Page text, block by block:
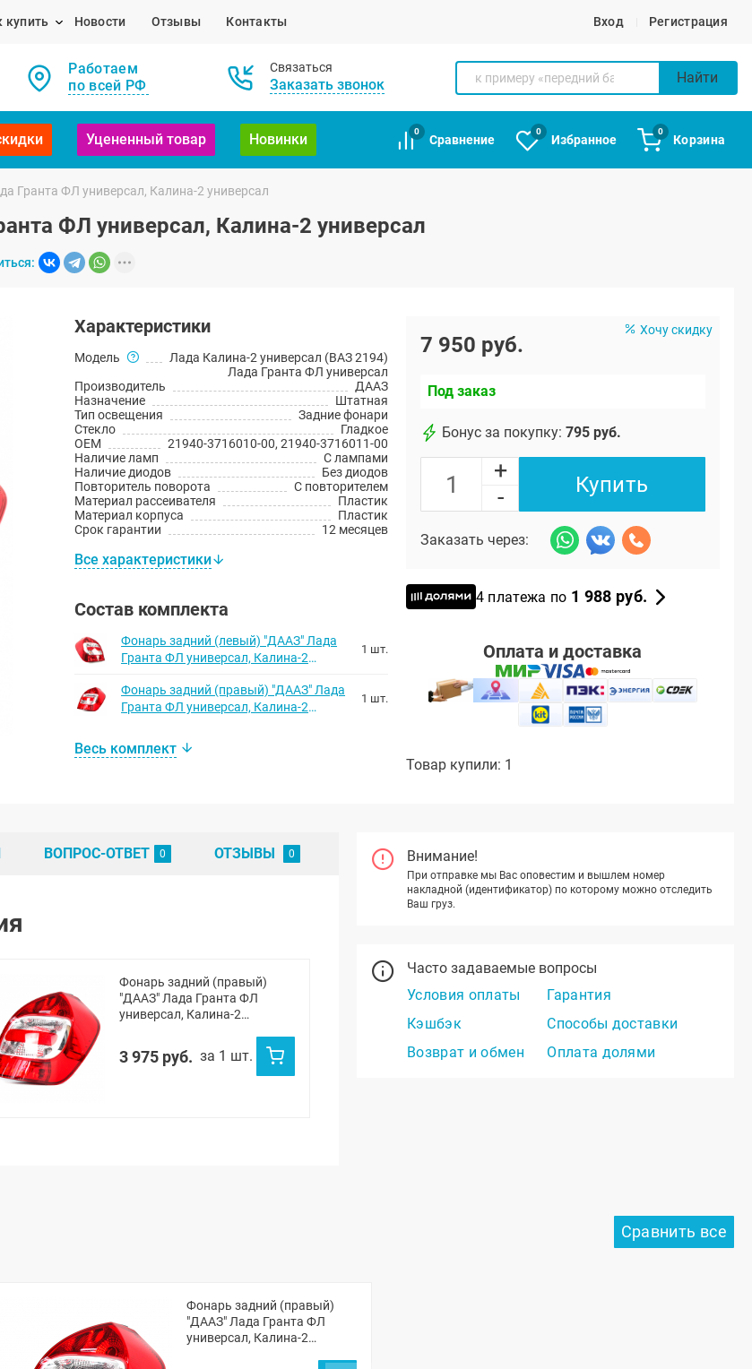
купить Новости Отзывы Контакты Вход Регистрация
Работаем
по всей РФ
Связаться
Заказать звонок Найти
Уцененный товар Новинки
0
Сравнение
0
Избранное
0
Корзина
Гранта ФЛ универсал, Калина-2 универсал
ФЛ универсал, Калина-2 универсал
Характеристики
Модель
Лада Калина-2 универсал (ВАЗ 2194)
Лада Гранта ФЛ универсал
Производитель
ДААЗ
Назначение
Штатная
Тип освещения
Задние фонари
Стекло
Гладкое
OEM
21940-3716010-00, 21940-3716011-00
Наличие ламп
С лампами
Наличие диодов
Без диодов
Повторитель поворота
С повторителем
Материал рассеивателя
Пластик
Материал корпуса
Пластик
Срок гарантии
12 месяцев
Все характеристики
Состав комплекта
Фонарь задний (левый) "ДААЗ" Лада
Гранта ФЛ универсал, Калина-2
1 шт.
Фонарь задний (правый) "ДААЗ" Лада
Гранта ФЛ универсал, Калина-2
1 шт.
Весь комплект
Хочу скидку
7 950 руб.
Под заказ
Бонус за покупку: 795 руб.
+
-
Купить
Заказать через:
4 платежа по 1 988 руб.
Оплата и доставка
Товар купили: 1
Внимание!
При отправке мы Вас оповестим и вышлем номер
накладной (идентификатор) по которому можно отследить
Ваш груз.
Часто задаваемые вопросы
Условия оплаты
Гарантия
Кэшбэк
Способы доставки
Возврат и обмен
Оплата долями
ВОПРОС-ОТВЕТ ОТЗЫВЫ
Фонарь задний (правый)
"ДААЗ" Лада Гранта ФЛ
универсал, Калина-2
3 975 руб. за 1 шт.
Фонарь задний (правый)
"ДААЗ" Лада Гранта ФЛ
универсал, Калина-2